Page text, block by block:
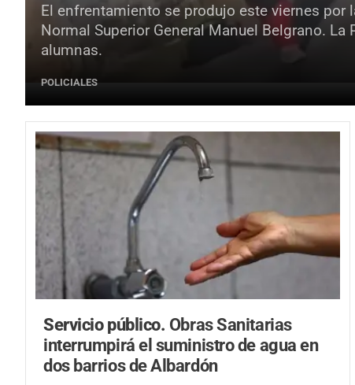
El enfrentamiento se produjo este viernes por
Normal Superior General Manuel Belgrano.
alumnas.
POLICIALES
Servicio público. Obras Sanitarias
interrumpirá el suministro de agua en
dos barrios de Albardón